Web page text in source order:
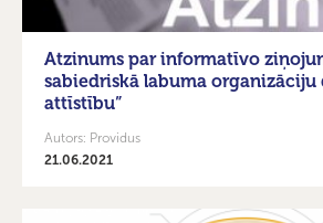
Atzinums par informatīvo
sabiedriskā labuma
attīstību”
Autors: Providus
21.06.2021